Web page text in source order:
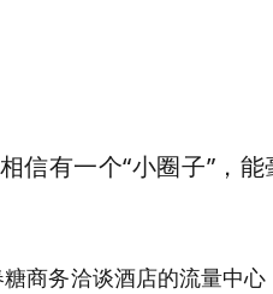
有一个“小圈子”，能
务洽谈酒店的流量中